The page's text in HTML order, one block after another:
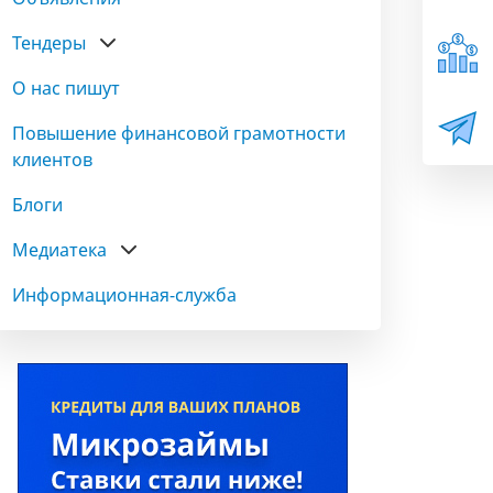
Тендеры
О нас пишут
Повышение финансовой грамотности
клиентов
Блоги
Медиатека
Информационная-служба